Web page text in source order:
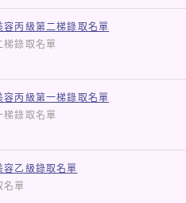
丙級第二梯錄取名單
梯錄取名單
丙級第一梯錄取名單
梯錄取名單
乙級錄取名單
名單